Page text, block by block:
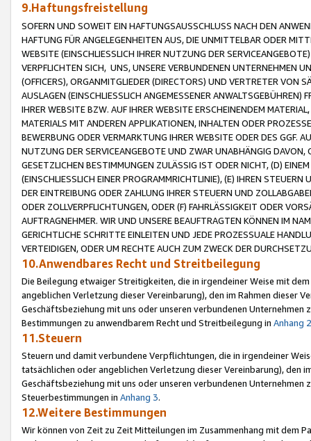
9.Haftungsfreistellung
SOFERN UND SOWEIT EIN HAFTUNGSAUSSCHLUSS NACH DEN
HAFTUNG FÜR ANGELEGENHEITEN AUS, DIE UNMITTELBAR ODER
WEBSITE (EINSCHLIESSLICH IHRER NUTZUNG DER
VERPFLICHTEN SICH, UNS, UNSERE VERBUNDENEN UNTERNEHMEN
(OFFICERS), ORGANMITGLIEDER (DIRECTORS) UND VERTRETER VON
AUSLAGEN (EINSCHLIESSLICH ANGEMESSENER
IHRER WEBSITE BZW. AUF IHRER WEBSITE ERSCHEINENDEM
MATERIALS MIT ANDEREN APPLIKATIONEN, INHALTEN ODER
BEWERBUNG ODER VERMARKTUNG IHRER WEBSITE ODER DES GGF.
NUTZUNG DER SERVICEANGEBOTE UND ZWAR UNABHÄNGIG
GESETZLICHEN BESTIMMUNGEN ZULÄSSIG IST ODER NICHT, (D)
(EINSCHLIESSLICH EINER PROGRAMMRICHTLINIE), (E) IHREN
DER EINTREIBUNG ODER ZAHLUNG IHRER STEUERN UND
ODER ZOLLVERPFLICHTUNGEN, ODER (F) FAHRLÄSSIGKEIT ODER
AUFTRAGNEHMER. WIR UND UNSERE BEAUFTRAGTEN KÖNNEN IM
GERICHTLICHE SCHRITTE EINLEITEN UND JEDE PROZESSUALE
VERTEIDIGEN, ODER UM RECHTE AUCH ZUM ZWECK DER
10.Anwendbares Recht und Streitbeilegung
Die Beilegung etwaiger Streitigkeiten, die in irgendeiner Weise mit
angeblichen Verletzung dieser Vereinbarung), den im Rahmen dieser
Geschäftsbeziehung mit uns oder unseren verbundenen
Bestimmungen zu anwendbarem Recht und Streitbeilegung in Anhang 2
11.Steuern
Steuern und damit verbundene Verpflichtungen, die in irgendeiner
tatsächlichen oder angeblichen Verletzung dieser Vereinbarung), den
Geschäftsbeziehung mit uns oder unseren verbundenen
Steuerbestimmungen in Anhang 3.
12.Weitere Bestimmungen
Wir können von Zeit zu Zeit Mitteilungen im Zusammenhang mit dem